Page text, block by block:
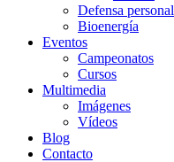
Defensa personal
Bioenergía
Eventos
Campeonatos
Cursos
Multimedia
Imágenes
Vídeos
Blog
Contacto